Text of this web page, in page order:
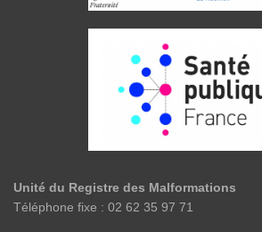
Unité du Registre des Malformations
Téléphone fixe : 02 62 35 97 71